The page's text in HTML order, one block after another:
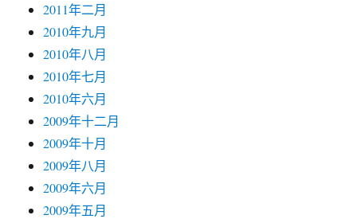
2011年二月
2010年九月
2010年八月
2010年七月
2010年六月
2009年十二月
2009年十月
2009年八月
2009年六月
2009年五月